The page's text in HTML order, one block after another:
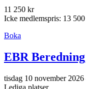
11 250 kr
Icke medlemspris: 13
Boka
EBR
tisdag 10 november
Lediga platser